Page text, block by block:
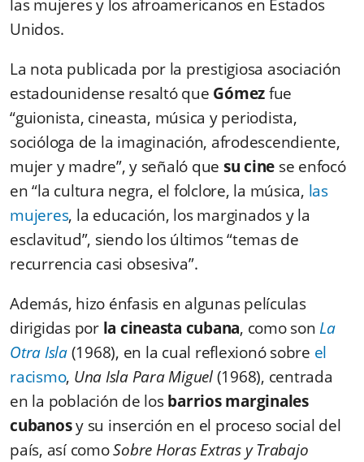
las mujeres y los afroamericanos en Estados
Unidos.
La nota publicada por la prestigiosa asociación
estadounidense resaltó que Gómezfue
“guionista, cineasta, música y periodista,
socióloga de la imaginación, afrodescendiente,
mujer y madre”, y señaló que su cine se enfocó
en “la cultura negra, el folclore, la música, las
mujeres, la educación, los marginados y la
esclavitud”, siendo los últimos “temas de
recurrencia casi obsesiva”.
Además, hizo énfasis en algunas películas
dirigidas por la cineasta cubana, como son La
Otra Isla(1968), en la cual reflexionó sobre el
racismo, Una Isla Para Miguel(1968), centrada
en la población de losbarrios marginales
cubanosy su inserción en el proceso social del
país, así comoSobre Horas Extras y Trabajo